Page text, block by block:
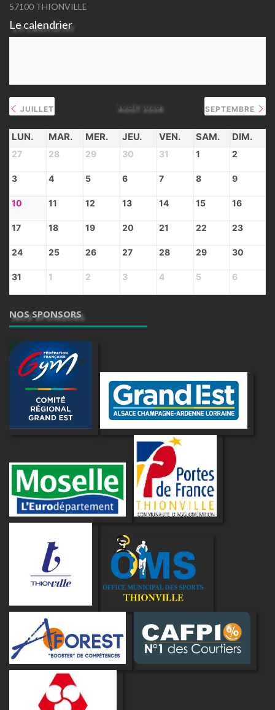
57100 THIONVILLE
Le calendrier
JUILLET AOÛT 2026 SEPTEMBRE
LUN. MAR. MER. JEU. VEN. SAM. DIM.
27 28 29 30 31 1 2
3 4 5 6 7 8 9
10 11 12 13 14 15 16
17 18 19 20 21 22 23
24 25 26 27 28 29 30
31 1 2 3 4 5 6
NOS SPONSORS